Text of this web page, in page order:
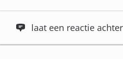
laat een reactie